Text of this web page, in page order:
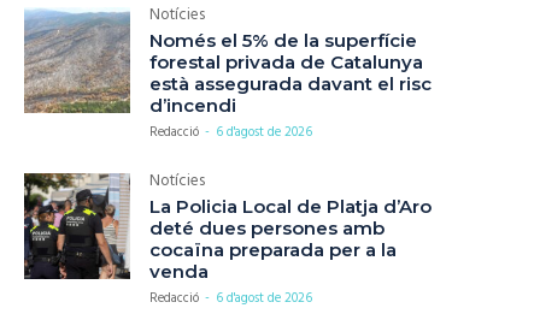
Notícies
Només el 5% de la superfície
forestal privada de Catalunya
està assegurada davant el risc
d’incendi
Redacció - 6 d'agost de 2026
Notícies
La Policia Local de Platja d’Aro
deté dues persones amb
cocaïna preparada per a la
venda
Redacció - 6 d'agost de 2026